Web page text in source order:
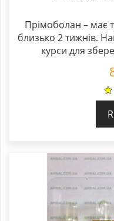
Прімоболан – має
близько 2 тижнів.
курси для